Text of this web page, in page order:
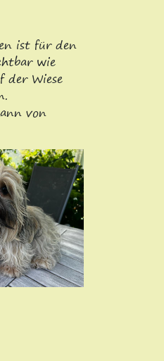
ist für den
wie
der Wiese
von